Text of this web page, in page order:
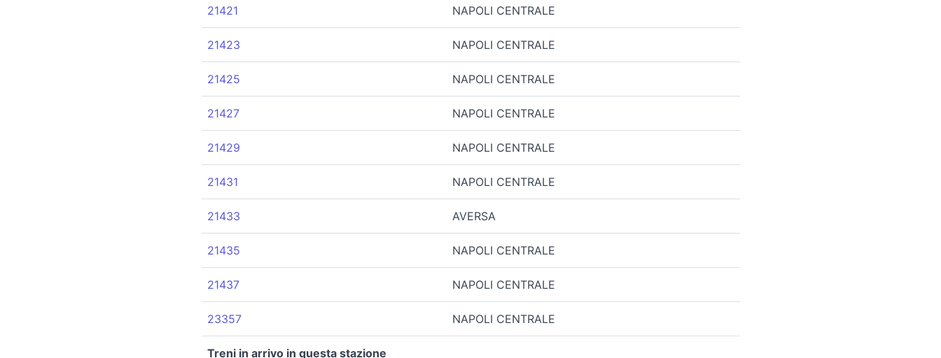
21421 NAPOLI CENTRALE
21423 NAPOLI CENTRALE
21425 NAPOLI CENTRALE
21427 NAPOLI CENTRALE
21429 NAPOLI CENTRALE
21431 NAPOLI CENTRALE
21433 AVERSA
21435 NAPOLI CENTRALE
21437 NAPOLI CENTRALE
23357 NAPOLI CENTRALE
Treni in arrivo in questa stazione